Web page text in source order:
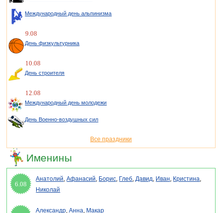
Международный день альпинизма
9.08
День физкультурника
10.08
День строителя
12.08
Международный день молодежи
День Военно-воздушных сил
Все праздники
Именины
6.08
Анатолий,Афанасий, Борис, Глеб,Давид, Иван, Кристина,
Николай
Александр,Анна, Макар